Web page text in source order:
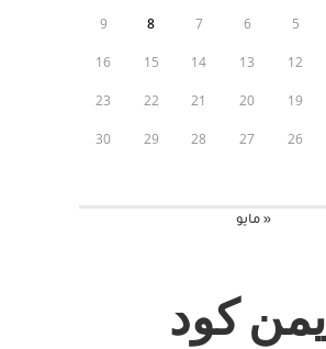
5
6
7
8
9
12
13
14
15
16
19
20
21
22
23
26
27
28
29
30
« مايو
يمن كود